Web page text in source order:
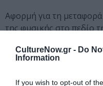
CultureNow.gr - Do
Information
If you wish to opt-out of
Αφορμή για τη
της φυσικής στο πεδίο
εικονοποιηθούν κατ’